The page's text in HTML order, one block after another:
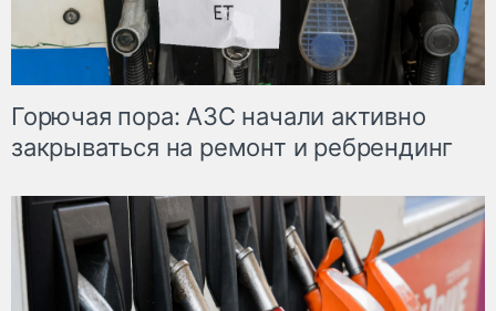
Горючая пора: АЗС начали активно
закрываться на ремонт и ребрендинг